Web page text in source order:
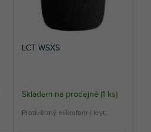
LCT WSXS
Skladem na prodejně (1 ks)
Protivětrný mikrofonní kryt.